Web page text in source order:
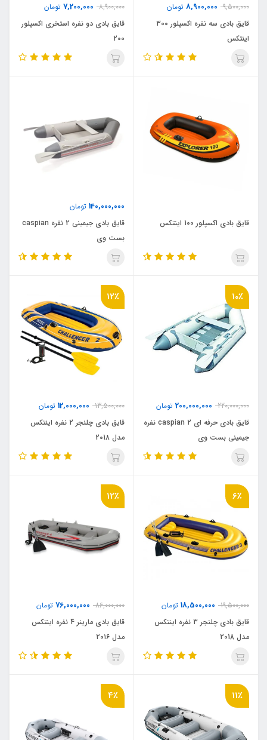
9,500,000
8,900,000 تومان
قایق بادی سه نفره اکسپلور 300
اینتکس
8,900,000
7,200,000 تومان
قایق بادی دو نفره استخری اکسپلور
200
قایق بادی اکسپلور 100 اینتکس
140,000,000 تومان
قایق بادی جیمینی 2 نفره caspian
بست وی
10٪
220,000,000
200,000,000 تومان
قایق بادی حرفه ای caspian 2 نفره
جیمینی بست وی
12٪
13,500,000
12,000,000 تومان
قایق بادی چلنجر 2 نفره اینتکس
مدل 2018
6٪
19,500,000
18,500,000 تومان
قایق بادی چلنجر 3 نفره اینتکس
مدل 2018
12٪
86,000,000
76,000,000 تومان
قایق بادی مارینر 4 نفره اینتکس
مدل ۲۰۱۶
11٪ 4٪